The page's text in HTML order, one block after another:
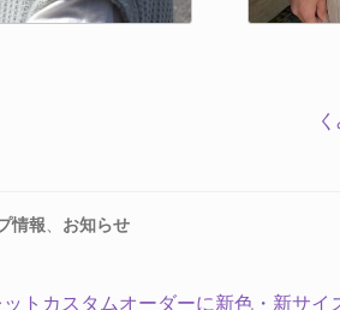
情報、 お知らせ
トカスタムオーダーに新色・新サイ